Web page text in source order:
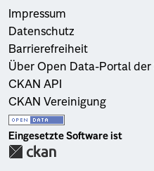
Impressum
Datenschutz
Barrierefreiheit
Über Open Data-Portal
CKAN API
CKAN Vereinigung
Eingesetzte Software ist